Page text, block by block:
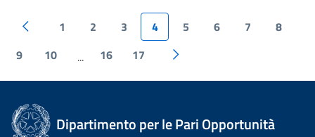
1 2 3 4 5 6 7
8
9
10 ... 16 17
Dipartimento per le Pari Opportunità